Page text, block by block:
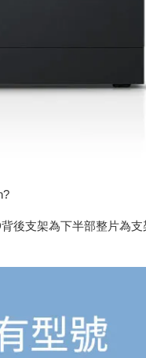
後支架為下半部整片為